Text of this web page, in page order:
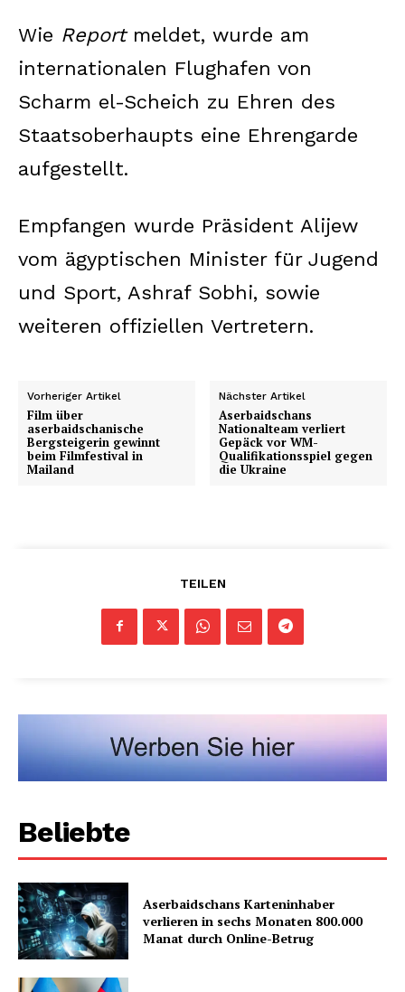
Wie Reportmeldet, wurde am
internationalen Flughafen von
Scharm el-Scheich zu Ehren des
Staatsoberhaupts eine Ehrengarde
aufgestellt.
Empfangen wurde Präsident Alijew
vom ägyptischen Minister für Jugend
und Sport, Ashraf Sobhi, sowie
weiteren offiziellen Vertretern.
Vorheriger Artikel
Film über
aserbaidschanische
Bergsteigerin gewinnt
beim Filmfestival in
Mailand
Nächster Artikel
Aserbaidschans
Nationalteam verliert
Gepäck vor WM-
Qualifikationsspiel gegen
die Ukraine
TEILEN
Beliebte
Aserbaidschans Karteninhaber
verlieren in sechs Monaten 800.000
Manat durch Online-Betrug